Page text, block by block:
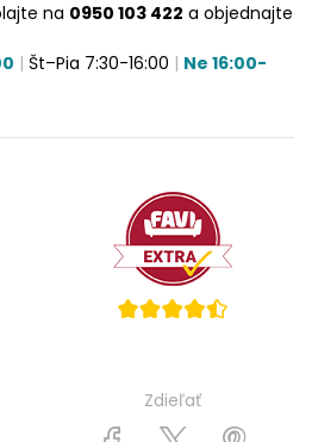
na 0950 103 422 a objednajte
| Št–Pia 7:30-16:00 | Ne 16:00-
Zdieľať